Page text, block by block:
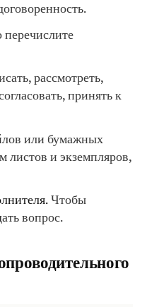
рассмотреть,
принять к
или бумажных
листов и экземпляров,
Чтобы
вопрос.